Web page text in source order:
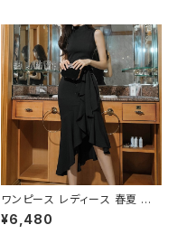
トネス 韓国 ファッション オフィ
スカジュアル サッカー バスケ 野
球 運動 散歩 学生 部活 お洒落
磁気 撥水 防水 通勤 通学 男女
兼用 春 夏 秋 冬 春夏 秋冬 大
人 子供 K-B0179
ワンピース レディース 春夏 秋
冬 春 夏 秋 冬 黒 ドレス マーメ
イドワンピース ドレスワンピー
¥6,480